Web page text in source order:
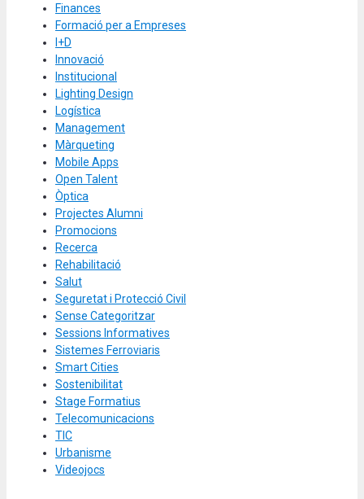
Finances
Formació per a Empreses
I+D
Innovació
Institucional
Lighting Design
Logística
Management
Màrqueting
Mobile Apps
Open Talent
Òptica
Projectes Alumni
Promocions
Recerca
Rehabilitació
Salut
Seguretat i Protecció Civil
Sense Categoritzar
Sessions Informatives
Sistemes Ferroviaris
Smart Cities
Sostenibilitat
Stage Formatius
Telecomunicacions
TIC
Urbanisme
Videojocs